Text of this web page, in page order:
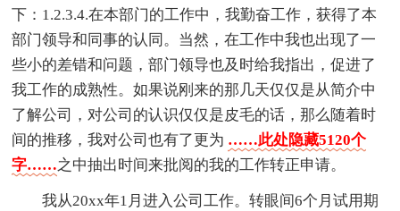
下：1.2.3.4.在本部门的工作中，我勤奋工作，获得了本
部门领导和同事的认同。当然，在工作中我也出现了一
些小的差错和问题，部门领导也及时给我指出，促进了
我工作的成熟性。如果说刚来的那几天仅仅是从简介中
了解公司，对公司的认识仅仅是皮毛的话，那么随着时
间的推移，我对公司也有了更为 ……此处隐藏5120个
字……之中抽出时间来批阅的我的工作转正申请。
我从20xx年1月进入公司工作。转眼间6个月试用期